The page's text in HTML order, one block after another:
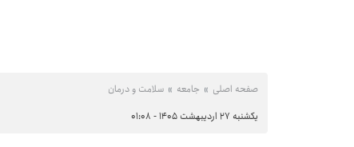
صفحه اصلی جامعه سلامت و درمان
یکشنبه ۲۷ اردیبهشت ۱۴۰۵ - ۰۱:۰۸